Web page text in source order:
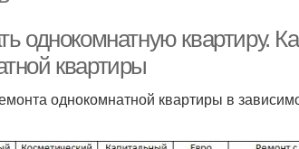
однокомнатную квартиру.
квартиры
однокомнатной квартиры в